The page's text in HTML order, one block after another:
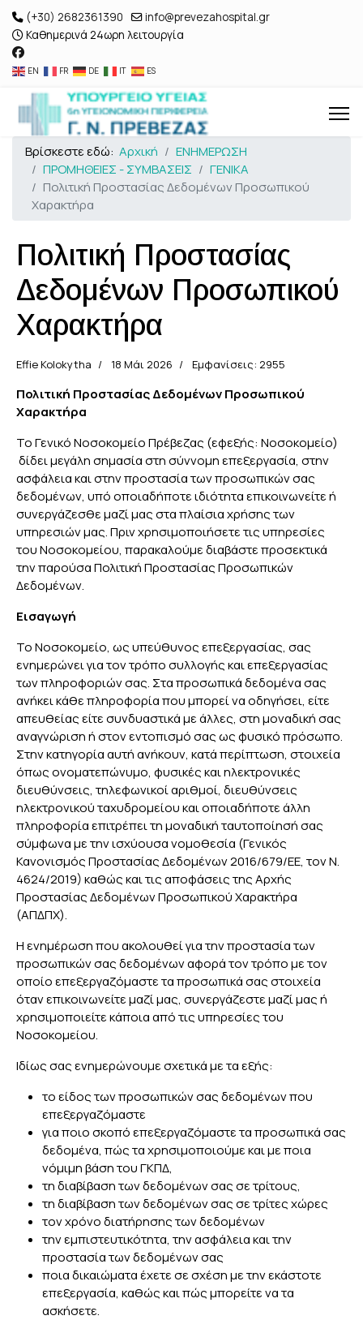
(+30) 2682361390
info@prevezahospital.gr
Καθημερινά 24ωρη λειτουργία
EN FR DE IT ES
Βρίσκεστε εδώ: Αρχική
ΕΝΗΜΕΡΩΣΗ
ΠΡΟΜΗΘΕΙΕΣ - ΣΥΜΒΑΣΕΙΣ
ΓΕΝΙΚΑ
Πολιτική Προστασίας Δεδομένων Προσωπικού
Χαρακτήρα
Πολιτική Προστασίας
Δεδομένων Προσωπικού
Χαρακτήρα
Effie Kolokytha 18 Μάι 2026 Εμφανίσεις: 2955
Πολιτική Προστασίας Δεδομένων Προσωπικού
Χαρακτήρα
Το Γενικό Νοσοκομείο Πρέβεζας (εφεξής: Νοσοκομείο)
δίδει μεγάλη σημασία στη σύννομη επεξεργασία, στην
ασφάλεια και στην προστασία των προσωπικών σας
δεδομένων, υπό οποιαδήποτε ιδιότητα επικοινωνείτε ή
συνεργάζεσθε μαζί μας στα πλαίσια χρήσης των
υπηρεσιών μας. Πριν χρησιμοποιήσετε τις υπηρεσίες
του Νοσοκομείου, παρακαλούμε διαβάστε προσεκτικά
την παρούσα Πολιτική Προστασίας Προσωπικών
Δεδομένων.
Εισαγωγή
Το Νοσοκομείο, ως υπεύθυνος επεξεργασίας, σας
ενημερώνει για τον τρόπο συλλογής και επεξεργασίας
των πληροφοριών σας. Στα προσωπικά δεδομένα σας
ανήκει κάθε πληροφορία που μπορεί να οδηγήσει, είτε
απευθείας είτε συνδυαστικά με άλλες, στη μοναδική σας
αναγνώριση ή στον εντοπισμό σας ως φυσικό πρόσωπο.
Στην κατηγορία αυτή ανήκουν, κατά περίπτωση, στοιχεία
όπως ονοματεπώνυμο, φυσικές και ηλεκτρονικές
διευθύνσεις, τηλεφωνικοί αριθμοί, διευθύνσεις
ηλεκτρονικού ταχυδρομείου και οποιαδήποτε άλλη
πληροφορία επιτρέπει τη μοναδική ταυτοποίησή σας
σύμφωνα με την ισχύουσα νομοθεσία (Γενικός
Κανονισμός Προστασίας Δεδομένων 2016/679/ΕΕ, τον Ν.
4624/2019) καθώς και τις αποφάσεις της Αρχής
Προστασίας Δεδομένων Προσωπικού Χαρακτήρα
(ΑΠΔΠΧ).
H ενημέρωση που ακολουθεί για την προστασία των
προσωπικών σας δεδομένων αφορά τον τρόπο με τον
οποίο επεξεργαζόμαστε τα προσωπικά σας στοιχεία
όταν επικοινωνείτε μαζί μας, συνεργάζεστε μαζί μας ή
χρησιμοποιείτε κάποια από τις υπηρεσίες του
Νοσοκομείου.
Ιδίως σας ενημερώνουμε σχετικά με τα εξής:
το είδος των προσωπικών σας δεδομένων που
επεξεργαζόμαστε
για ποιο σκοπό επεξεργαζόμαστε τα προσωπικά σας
δεδομένα, πώς τα χρησιμοποιούμε και με ποια
νόμιμη βάση του ΓΚΠΔ,
τη διαβίβαση των δεδομένων σας σε τρίτους,
τη διαβίβαση των δεδομένων σας σε τρίτες χώρες
τον χρόνο διατήρησης των δεδομένων
την εμπιστευτικότητα, την ασφάλεια και την
προστασία των δεδομένων σας
ποια δικαιώματα έχετε σε σχέση με την εκάστοτε
επεξεργασία, καθώς και πώς μπορείτε να τα
ασκήσετε.